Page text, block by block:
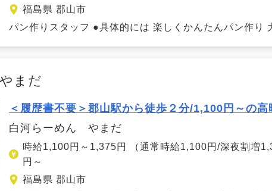
福島県 郡山市
パン作りスタッフ ●具体的には 楽しくかんたんパン作り
まだ
＜履歴書不要＞郡山駅から徒歩２分/1,100円～の高
白河らーめん やまだ
時給1,100円～1,375円 （通常時給1,100円/深夜割増
円～
福島県 郡山市